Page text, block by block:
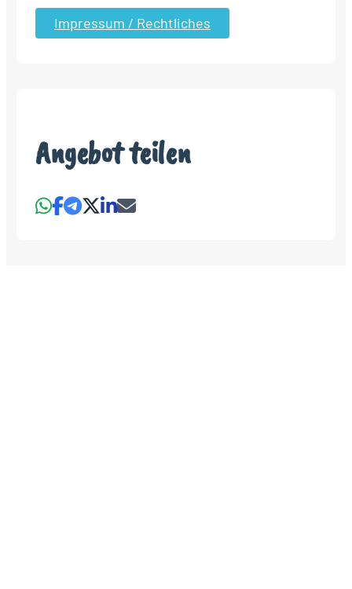
Impressum / Rechtliches
Angebot teilen